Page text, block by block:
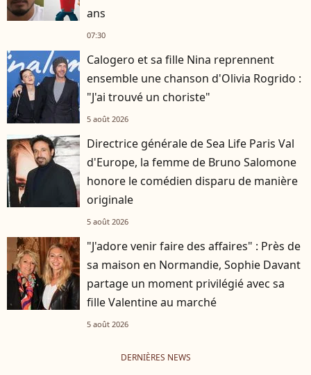
ans
07:30
Calogero et sa fille Nina reprennent
ensemble une chanson d'Olivia Rogrido :
"J'ai trouvé un choriste"
5 août 2026
Directrice générale de Sea Life Paris Val
d'Europe, la femme de Bruno Salomone
honore le comédien disparu de manière
originale
5 août 2026
"J'adore venir faire des affaires" : Près de
sa maison en Normandie, Sophie Davant
partage un moment privilégié avec sa
fille Valentine au marché
5 août 2026
DERNIÈRES NEWS